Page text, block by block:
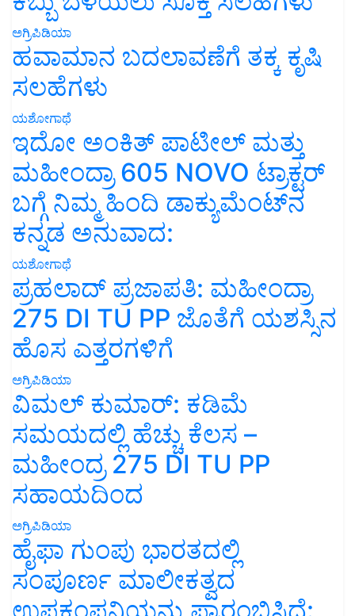
ಅಗ್ರಿಪಿಡಿಯಾ
ಹವಾಮಾನ ಬದಲಾವಣೆಗೆ ತಕ್ಕ ಕೃಷಿ
ಸಲಹೆಗಳು
ಯಶೋಗಾಥೆ
ಇದೋ ಅಂಕಿತ್ ಪಾಟೀಲ್ ಮತ್ತು
ಮಹೀಂದ್ರಾ 605 NOVO ಟ್ರಾಕ್ಟರ್
ಬಗ್ಗೆ ನಿಮ್ಮ ಹಿಂದಿ ಡಾಕ್ಯುಮೆಂಟ್‌ನ
ಕನ್ನಡ ಅನುವಾದ:
ಯಶೋಗಾಥೆ
ಪ್ರಹಲಾದ್ ಪ್ರಜಾಪತಿ: ಮಹೀಂದ್ರಾ
275 DI TU PP ಜೊತೆಗೆ ಯಶಸ್ಸಿನ
ಹೊಸ ಎತ್ತರಗಳಿಗೆ
ಅಗ್ರಿಪಿಡಿಯಾ
ವಿಮಲ್ ಕುಮಾರ್: ಕಡಿಮೆ
ಸಮಯದಲ್ಲಿ ಹೆಚ್ಚು ಕೆಲಸ –
ಮಹೀಂದ್ರ 275 DI TU PP
ಸಹಾಯದಿಂದ
ಅಗ್ರಿಪಿಡಿಯಾ
ಹೈಫಾ ಗುಂಪು ಭಾರತದಲ್ಲಿ
ಸಂಪೂರ್ಣ ಮಾಲೀಕತ್ವದ